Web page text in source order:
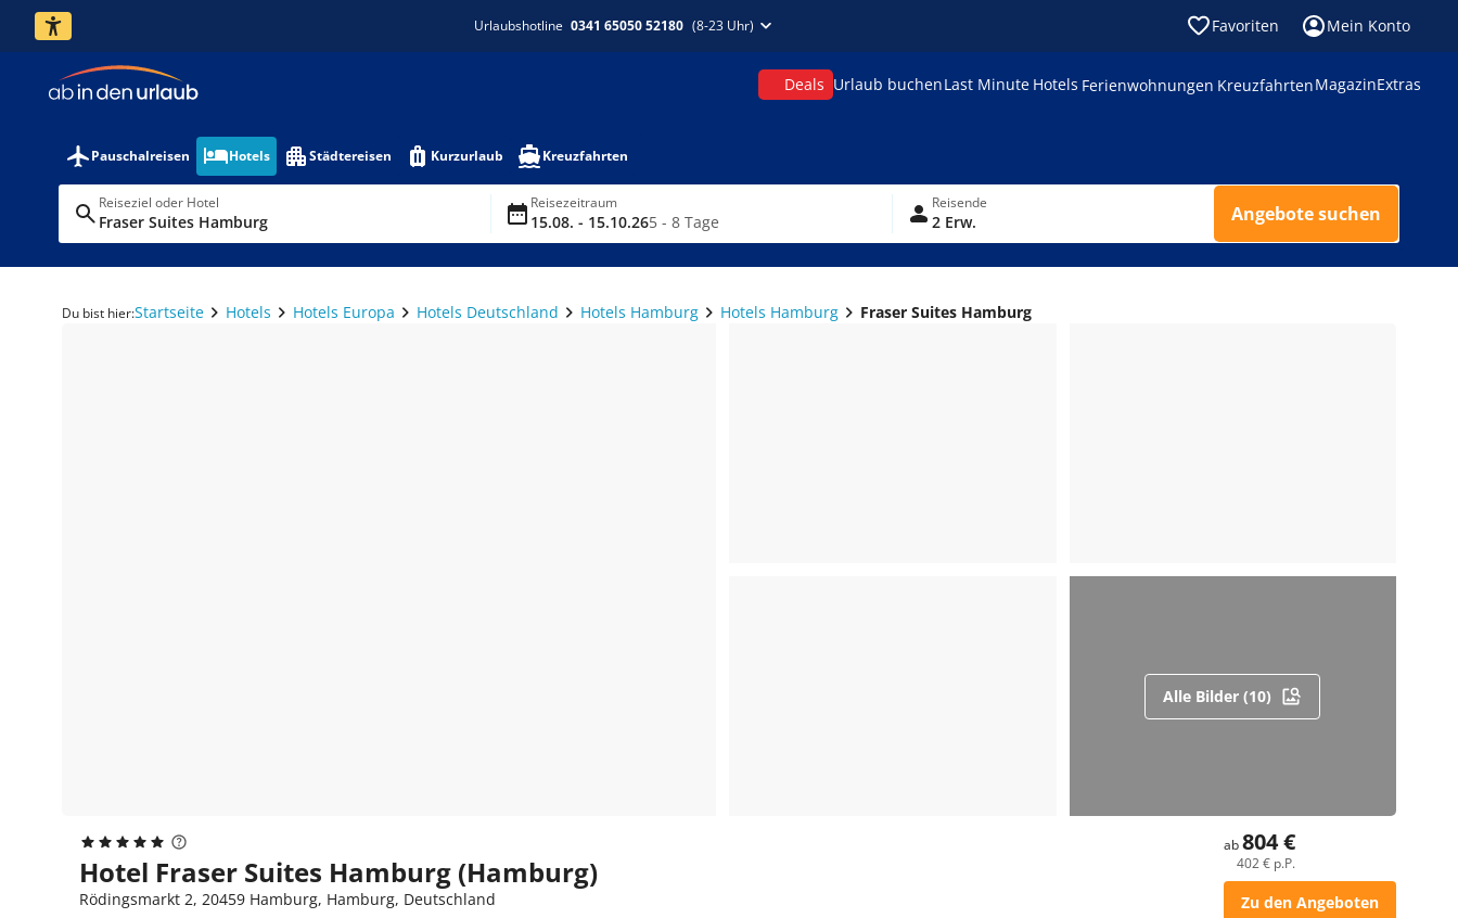
Urlaubshotline 0341 65050 52180 (8-23 Uhr) Favoriten Mein Konto
Deals Urlaub buchenLast Minute Hotels Ferienwohnungen KreuzfahrtenMagazinExtras
Pauschalreisen Hotels Städtereisen Kurzurlaub Kreuzfahrten
Reiseziel oder Hotel
Fraser Suites Hamburg
Reisezeitraum
15.08. - 15.10.265 - 8 Tage
Reisende
2 Erw. Angebote suchen
Du bist hier:Startseite Hotels Hotels Europa Hotels Deutschland Hotels Hamburg Hotels Hamburg Fraser Suites Hamburg
Alle Bilder (10)
Hotel Fraser Suites Hamburg (Hamburg)
Rödingsmarkt 2, 20459 Hamburg, Hamburg, Deutschland
ab804 €
402 € p.P.
Zu den Angeboten